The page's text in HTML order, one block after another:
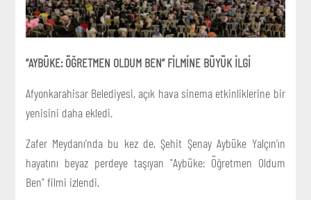
“AYBÜKE: ÖĞRETMEN OLDUM BEN” FİLMİNE BÜYÜK İLGİ
Afyonkarahisar Belediyesi, açık hava sinema etkinliklerine bir
yenisini daha ekledi.
Zafer Meydanı’nda bu kez de, Şehit Şenay Aybüke Yalçın’ın
hayatını beyaz perdeye taşıyan "Aybüke: Öğretmen Oldum
Ben" filmi izlendi.